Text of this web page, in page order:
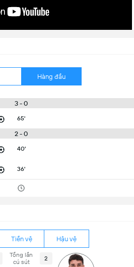
Hàng đầu
3 - 0
65'
2 - 0
40'
36'
Tiền vệ Hậu vệ
Tổng lần
cú sút
2